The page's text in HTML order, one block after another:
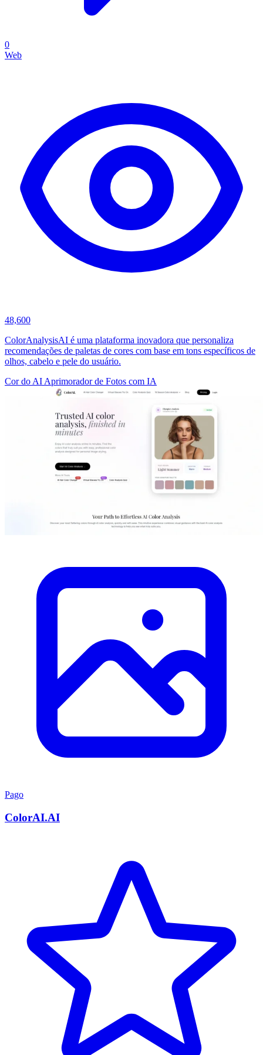
0
Web
48,600
ColorAnalysisAI é uma plataforma inovadora que personaliza
recomendações de paletas de cores com base em tons específicos de
olhos, cabelo e pele do usuário.
Cor do AI Aprimorador de Fotos com IA
Pago
ColorAI.AI